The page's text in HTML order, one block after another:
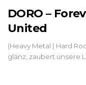
DORO –
United
(Heavy Metal | Hard
glänz, zaubert unsere